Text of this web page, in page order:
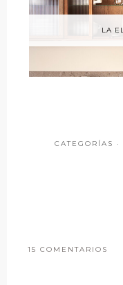
LA
CATEGORÍAS ·
15 COMENTARIOS